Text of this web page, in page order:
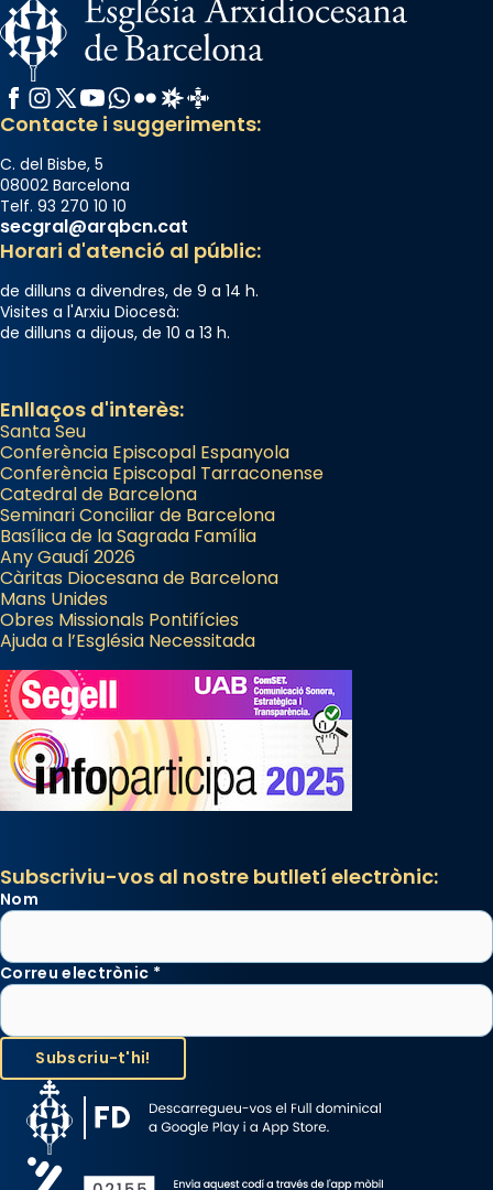
Santes a Mataró»🥵.
Photo
View on Facebook Share
Facebook
Instagram
X / Twitter
YouTube
WhatsApp
FlickrRadio Estel
Catalunya Cristiana
Contacte i suggeriments:
C. del Bisbe, 5
08002 Barcelona
Telf. 93 270 10 10
secgral@arqbcn.cat
Horari d'atenció al públic:
de dilluns a divendres, de 9 a 14 h.
Visites a l'Arxiu Diocesà:
de dilluns a dijous, de 10 a 13 h.
Enllaços d'interès:
Santa Seu
Conferència Episcopal Espanyola
Conferència Episcopal Tarraconense
Catedral de Barcelona
Seminari Conciliar de Barcelona
Basílica de la Sagrada Família
Any Gaudí 2026
Càritas Diocesana de Barcelona
Mans Unides
Obres Missionals Pontifícies
Ajuda a l’Església Necessitada
Subscriviu-vos al nostre butlletí electrònic:
Nom
Correu electrònic *